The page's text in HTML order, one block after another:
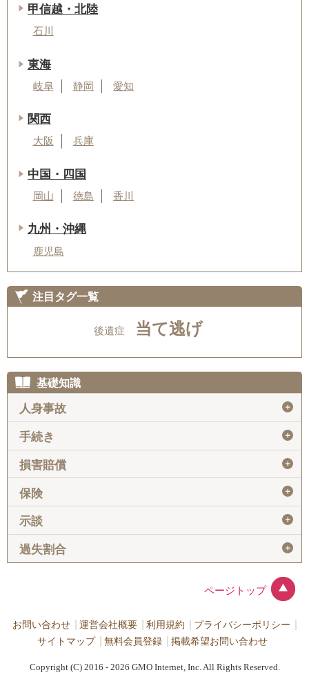
甲信越・北陸
石川
東海
岐阜 静岡 愛知
関西
大阪 兵庫
中国・四国
岡山 徳島 香川
九州・沖縄
鹿児島
注目タグ一覧
後遺症 当て逃げ
基礎知識
人身事故 ＋
手続き ＋
損害賠償 ＋
保険 ＋
示談 ＋
過失割合 ＋
ページトップ
お問い合わせ 運営会社概要 利用規約
プライバシーポリシー
サイトマップ
無料会員登録 掲載希望お問い合わせ
Copyright (C) 2016 - 2026 GMO Internet, Inc. All Rights Reserved.